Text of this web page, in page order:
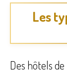
Les
Des hôtels